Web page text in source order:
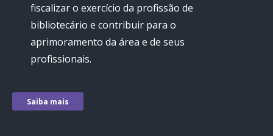
fiscalizar o exercício da profissão de
bibliotecário e contribuir para o
aprimoramento da área e de seus
profissionais.
Saiba mais